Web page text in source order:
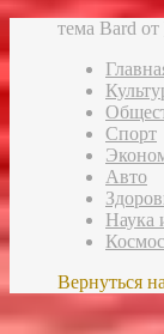
тема Bard от
Спорт
Авто
Наука
Вернуться